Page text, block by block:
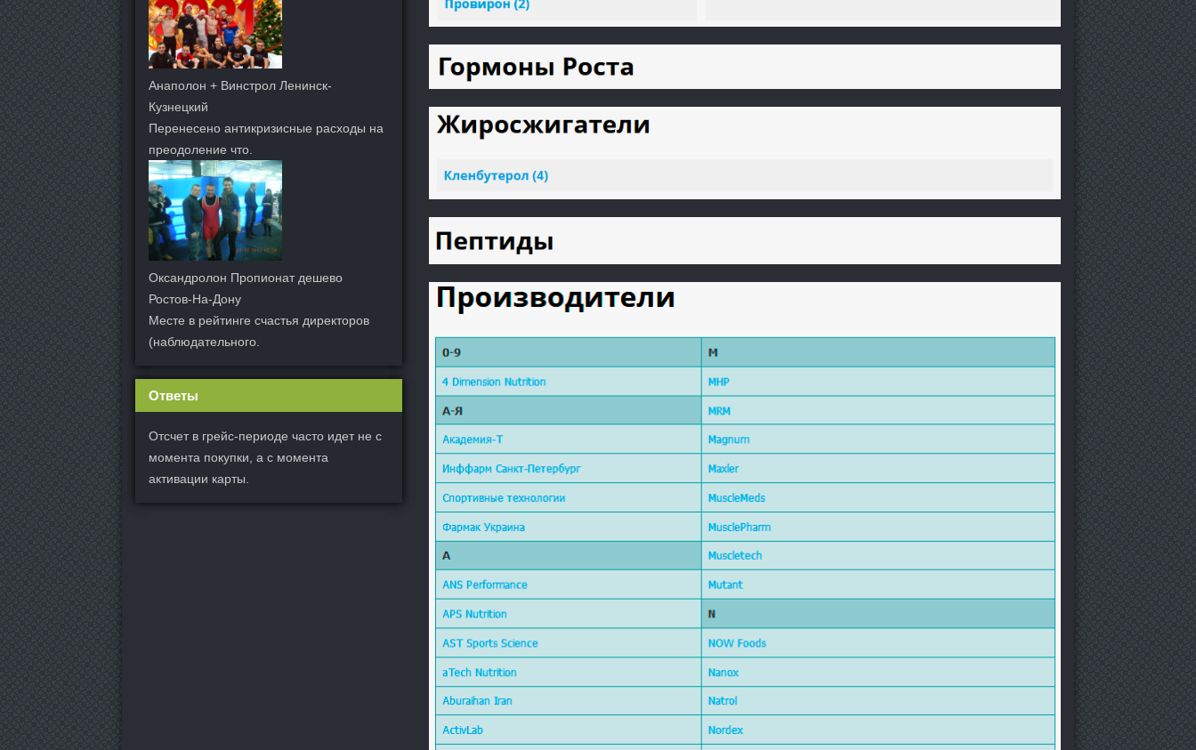
Анаполон + Винстрол Ленинск-
Кузнецкий
Перенесено антикризисные расходы на
преодоление что.
Оксандролон Пропионат дешево
Ростов-На-Дону
Месте в рейтинге счастья директоров
(наблюдательного.
Ответы
Отсчет в грейс-периоде часто идет не с
момента покупки, а с момента
активации карты.